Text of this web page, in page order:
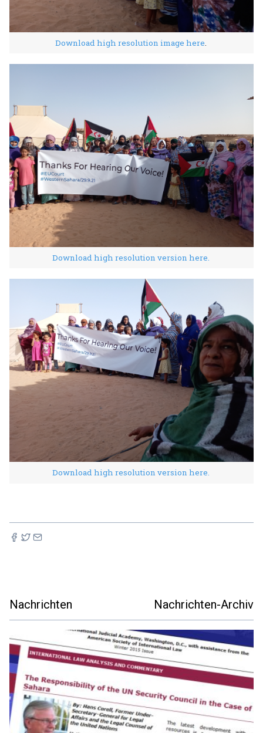
Download high resolution image here.
Download high resolution version here.
Download high resolution version here.
Nachrichten Nachrichten-Archiv